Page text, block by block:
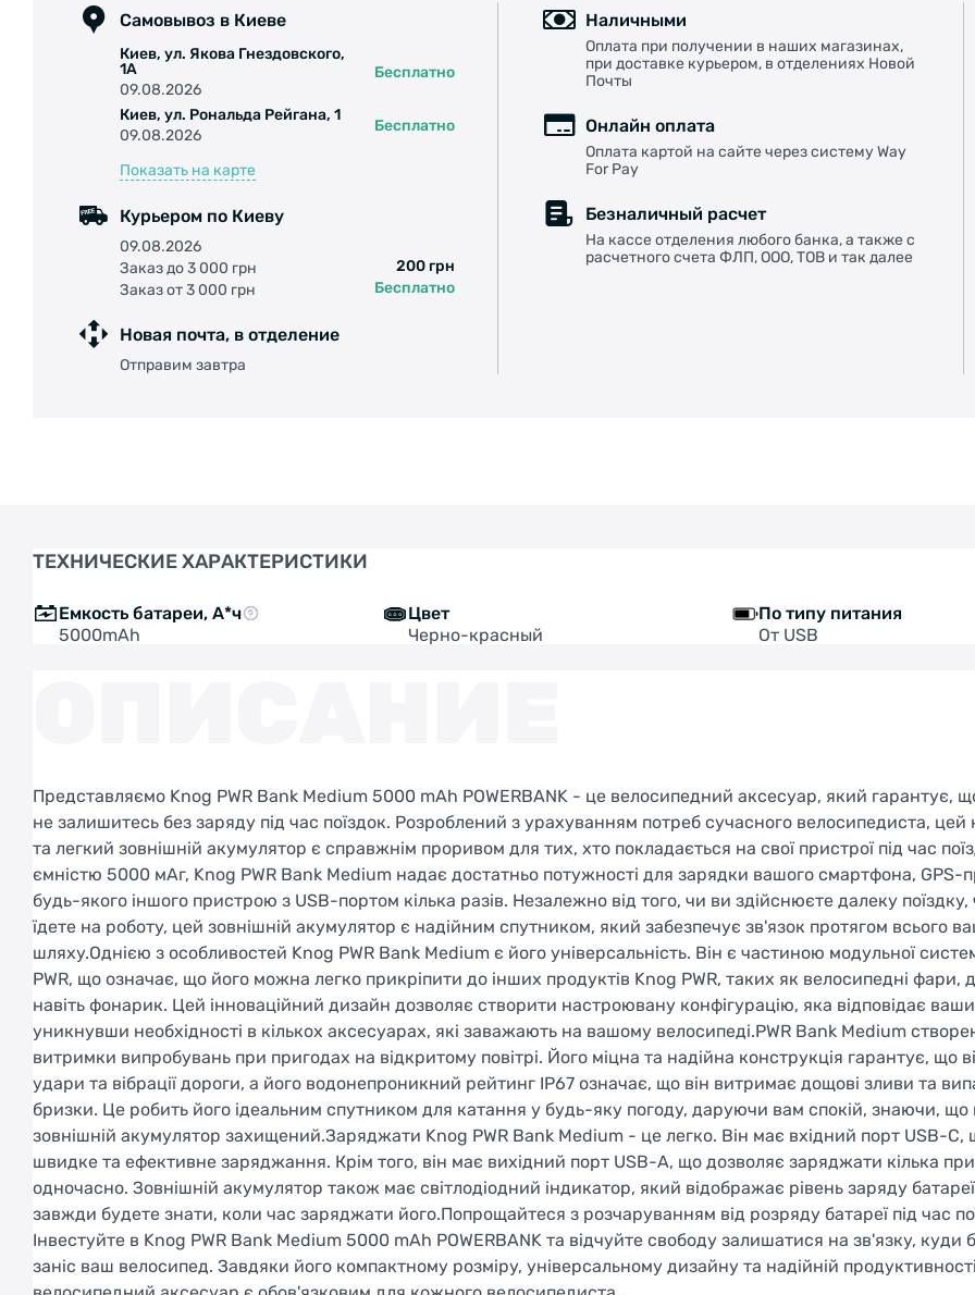
Самовывоз в Киеве
Киев, ул. Якова Гнездовского,
1А
09.08.2026
Бесплатно
Киев, ул. Рональда Рейгана, 1
09.08.2026
Бесплатно
Показать на карте
Курьером по Киеву
09.08.2026
Заказ до 3 000 грн
200 грн
Заказ от 3 000 грн
Бесплатно
Новая почта, в отделение
Отправим завтра
Наличными
Оплата при получении в наших магазинах,
при доставке курьером, в отделениях Новой
Почты
Онлайн оплата
Оплата картой на сайте через систему Way
For Pay
Безналичный расчет
На кассе отделения любого банка, а также с
расчетного счета ФЛП, ООО, ТОВ и так далее
ТЕХНИЧЕСКИЕ ХАРАКТЕРИСТИКИ
Емкость батареи, А*ч
5000mAh
Цвет
Черно-красный
По типу питания
От USB
Представляємо Knog PWR Bank Medium 5000 mAh POWERBANK - це велосипедний аксесуар, який гарантує,
не залишитесь без заряду під час поїздок. Розроблений з урахуванням потреб сучасного велосипедиста, цей
та легкий зовнішній акумулятор є справжнім проривом для тих, хто покладається на свої пристрої під час
ємністю 5000 мАг, Knog PWR Bank Medium надає достатньо потужності для зарядки вашого смартфона, GPS-
будь-якого іншого пристрою з USB-портом кілька разів. Незалежно від того, чи ви здійснюєте далеку
їдете на роботу, цей зовнішній акумулятор є надійним спутником, який забезпечує зв'язок протягом всього
шляху.Однією з особливостей Knog PWR Bank Medium є його універсальність. Він є частиною модульної
PWR, що означає, що його можна легко прикріпити до інших продуктів Knog PWR, таких як велосипедні фари,
навіть фонарик. Цей інноваційний дизайн дозволяє створити настроювану конфігурацію, яка відповідає
уникнувши необхідності в кількох аксесуарах, які заважають на вашому велосипеді.PWR Bank Medium
витримки випробувань при пригодах на відкритому повітрі. Його міцна та надійна конструкція гарантує, що
удари та вібрації дороги, а його водонепроникний рейтинг IP67 означає, що він витримає дощові зливи та
бризки. Це робить його ідеальним спутником для катання у будь-яку погоду, даруючи вам спокій, знаючи, що
зовнішній акумулятор захищений.Заряджати Knog PWR Bank Medium - це легко. Він має вхідний порт USB-C,
швидке та ефективне заряджання. Крім того, він має вихідний порт USB-A, що дозволяє заряджати кілька
одночасно. Зовнішній акумулятор також має світлодіодний індикатор, який відображає рівень заряду
завжди будете знати, коли час заряджати його.Попрощайтеся з розчаруванням від розряду батареї під час
Інвестуйте в Knog PWR Bank Medium 5000 mAh POWERBANK та відчуйте свободу залишатися на зв'язку, куди
заніс ваш велосипед. Завдяки його компактному розміру, універсальному дизайну та надійній